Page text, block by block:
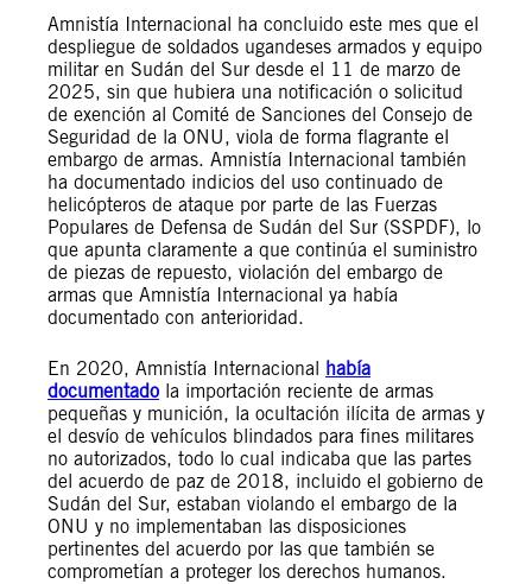
Amnistía Internacional ha concluido este mes que el
despliegue de soldados ugandeses armados y equipo
militar en Sudán del Sur desde el 11 de marzo de
2025, sin que hubiera una notificación o solicitud
de exención al Comité de Sanciones del Consejo de
Seguridad de la ONU, viola de forma flagrante el
embargo de armas. Amnistía Internacional también
ha documentado indicios del uso continuado de
helicópteros de ataque por parte de las Fuerzas
Populares de Defensa de Sudán del Sur (SSPDF), lo
que apunta claramente a que continúa el suministro
de piezas de repuesto, violación del embargo de
armas que Amnistía Internacional ya había
documentado con anterioridad.
En 2020, Amnistía Internacional había
documentado la importación reciente de armas
pequeñas y munición, la ocultación ilícita de armas y
el desvío de vehículos blindados para fines militares
no autorizados, todo lo cual indicaba que las partes
del acuerdo de paz de 2018, incluido el gobierno de
Sudán del Sur, estaban violando el embargo de la
ONU y no implementaban las disposiciones
pertinentes del acuerdo por las que también se
comprometían a proteger los derechos humanos.